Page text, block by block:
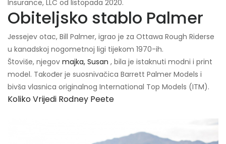
Insurance, LLC od listopada 2020.
Obiteljsko stablo Palmer
Jessejev otac, Bill Palmer, igrao je za Ottawa Rough Riderse
u kanadskoj nogometnoj ligi tijekom 1970-ih.
Štoviše, njegov majka, Susan , bila je istaknuti modni i print
model. Također je suosnivačica Barrett Palmer Models i
bivša vlasnica originalnog International Top Models (ITM).
Koliko Vrijedi Rodney Peete